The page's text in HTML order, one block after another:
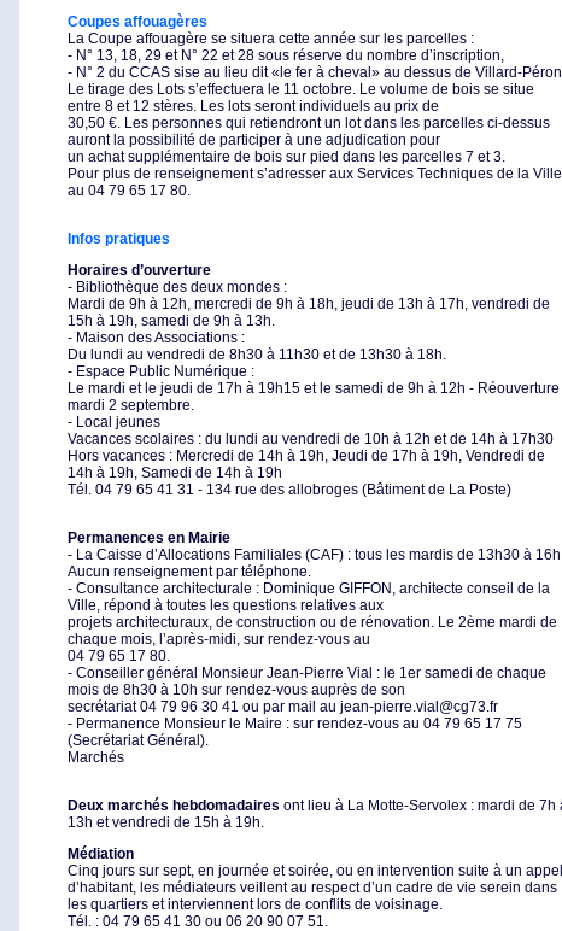
Coupes affouagères
La Coupe affouagère se situera cette année sur les parcelles :
- N° 13, 18, 29 et N° 22 et 28 sous réserve du nombre d’inscription,
- N° 2 du CCAS sise au lieu dit «le fer à cheval» au dessus de Villard-
Le tirage des Lots s’effectuera le 11 octobre. Le volume de bois se situe
entre 8 et 12 stères. Les lots seront individuels au prix de
30,50 €. Les personnes qui retiendront un lot dans les parcelles ci-dessus
auront la possibilité de participer à une adjudication pour
un achat supplémentaire de bois sur pied dans les parcelles 7 et 3.
Pour plus de renseignement s’adresser aux Services Techniques de la Ville
au 04 79 65 17 80.
Infos pratiques
Horaires d’ouverture
- Bibliothèque des deux mondes :
Mardi de 9h à 12h, mercredi de 9h à 18h, jeudi de 13h à 17h, vendredi de
15h à 19h, samedi de 9h à 13h.
- Maison des Associations :
Du lundi au vendredi de 8h30 à 11h30 et de 13h30 à 18h.
- Espace Public Numérique :
Le mardi et le jeudi de 17h à 19h15 et le samedi de 9h à 12h - Réouverture
mardi 2 septembre.
- Local jeunes
Vacances scolaires : du lundi au vendredi de 10h à 12h et de 14h à 17h30
Hors vacances : Mercredi de 14h à 19h, Jeudi de 17h à 19h, Vendredi de
14h à 19h, Samedi de 14h à 19h
Tél. 04 79 65 41 31 - 134 rue des allobroges (Bâtiment de La Poste)
Permanences en Mairie
- La Caisse d’Allocations Familiales (CAF) : tous les mardis de 13h30 à
Aucun renseignement par téléphone.
- Consultance architecturale : Dominique GIFFON, architecte conseil de la
Ville, répond à toutes les questions relatives aux
projets architecturaux, de construction ou de rénovation. Le 2ème mardi de
chaque mois, l’après-midi, sur rendez-vous au
04 79 65 17 80.
- Conseiller général Monsieur Jean-Pierre Vial : le 1er samedi de chaque
mois de 8h30 à 10h sur rendez-vous auprès de son
secrétariat 04 79 96 30 41 ou par mail au jean-pierre.vial@cg73.fr
- Permanence Monsieur le Maire : sur rendez-vous au 04 79 65 17 75
(Secrétariat Général).
Marchés
Deux marchés hebdomadaires ont lieu à La Motte-Servolex : mardi de 7h
13h et vendredi de 15h à 19h.
Médiation
Cinq jours sur sept, en journée et soirée, ou en intervention suite à un appel
d’habitant, les médiateurs veillent au respect d’un cadre de vie serein dans
les quartiers et interviennent lors de conflits de voisinage.
Tél. : 04 79 65 41 30 ou 06 20 90 07 51.